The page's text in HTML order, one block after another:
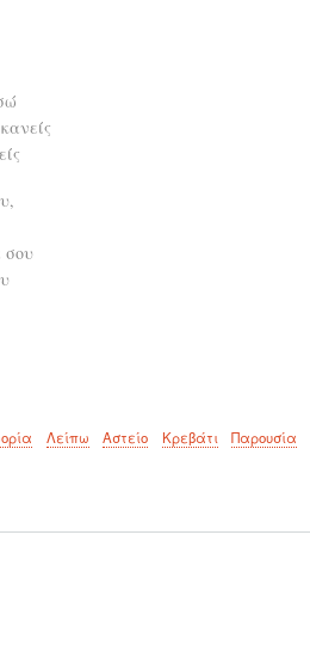
σου
Λείπω Αστείο Κρεβάτι Παρουσία